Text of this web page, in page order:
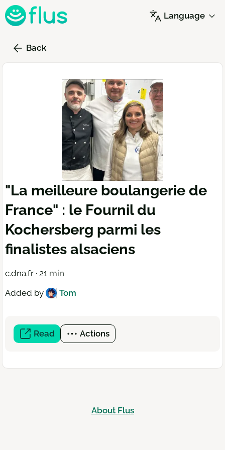
Skip
to
content
Language
Back
"La meilleure boulangerie de
France" : le Fournil du
Kochersberg parmi les
finalistes alsaciens
c.dna.fr · 21 min
Added by
Tom
Read (open
a
window)
Actions
About Flus